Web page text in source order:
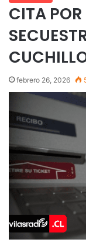
CITA
febrero 26, 2026